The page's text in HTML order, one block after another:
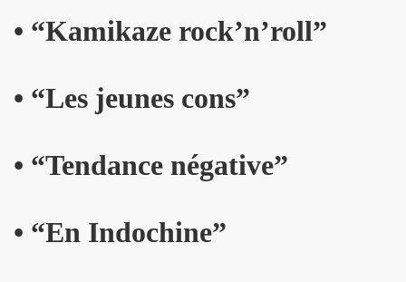
• “Kamikaze rock’n’roll”
• “Les jeunes cons”
• “Tendance négative”
• “En Indochine”
VICTOR dans "Tribu Move" (octobre 2019) pour
dans "ROCKFOLKsvp" (novembre 2019), par
textes de PATRICK LOISEAU, produit par RENAUD) de
album "Tendre assassine" dans le mensuel "Causeur"